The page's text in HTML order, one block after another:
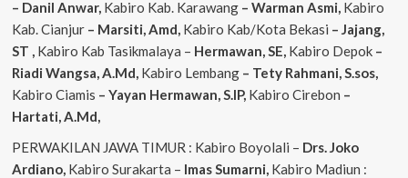
– Danil Anwar, Kabiro Kab. Karawang – Warman Asmi, Kabiro
Kab. Cianjur– Marsiti, Amd, Kabiro Kab/Kota Bekasi – Jajang,
ST , Kabiro Kab Tasikmalaya – Hermawan, SE, Kabiro Depok–
Riadi Wangsa, A.Md, Kabiro Lembang– Tety Rahmani, S.sos,
Kabiro Ciamis – Yayan Hermawan, S.IP, Kabiro Cirebon –
Hartati, A.Md,
PERWAKILAN JAWA TIMUR : Kabiro Boyolali – Drs. Joko
Ardiano, Kabiro Surakarta – ImasSumarni, Kabiro Madiun :